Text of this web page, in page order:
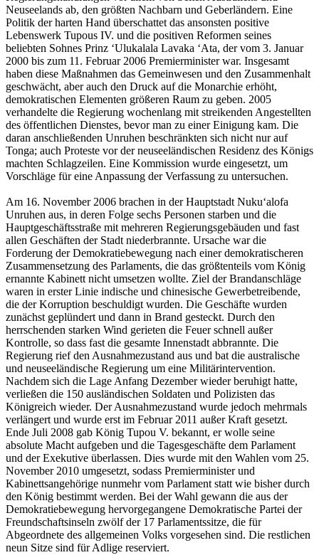
Neuseelands ab, den größten Nachbarn und Geberländern. Eine
Politik der harten Hand überschattet das ansonsten positive
Lebenswerk Tupous IV. und die positiven Reformen seines
beliebten Sohnes Prinz ʻUlukalala Lavaka ʻAta, der vom 3. Januar
2000 bis zum 11. Februar 2006 Premierminister war. Insgesamt
haben diese Maßnahmen das Gemeinwesen und den Zusammenhalt
geschwächt, aber auch den Druck auf die Monarchie erhöht,
demokratischen Elementen größeren Raum zu geben. 2005
verhandelte die Regierung wochenlang mit streikenden Angestellten
des öffentlichen Dienstes, bevor man zu einer Einigung kam. Die
daran anschließenden Unruhen beschränkten sich nicht nur auf
Tonga; auch Proteste vor der neuseeländischen Residenz des Königs
machten Schlagzeilen. Eine Kommission wurde eingesetzt, um
Vorschläge für eine Anpassung der Verfassung zu untersuchen.
Am 16. November 2006 brachen in der Hauptstadt Nukuʻalofa
Unruhen aus, in deren Folge sechs Personen starben und die
Hauptgeschäftsstraße mit mehreren Regierungsgebäuden und fast
allen Geschäften der Stadt niederbrannte. Ursache war die
Forderung der Demokratiebewegung nach einer demokratischeren
Zusammensetzung des Parlaments, die das größtenteils vom König
ernannte Kabinett nicht umsetzen wollte. Ziel der Brandanschläge
waren in erster Linie indische und chinesische Gewerbetreibende,
die der Korruption beschuldigt wurden. Die Geschäfte wurden
zunächst geplündert und dann in Brand gesteckt. Durch den
herrschenden starken Wind gerieten die Feuer schnell außer
Kontrolle, so dass fast die gesamte Innenstadt abbrannte. Die
Regierung rief den Ausnahmezustand aus und bat die australische
und neuseeländische Regierung um eine Militärintervention.
Nachdem sich die Lage Anfang Dezember wieder beruhigt hatte,
verließen die 150 ausländischen Soldaten und Polizisten das
Königreich wieder. Der Ausnahmezustand wurde jedoch mehrmals
verlängert und wurde erst im Februar 2011 außer Kraft gesetzt.
Ende Juli 2008 gab König Tupou V. bekannt, er wolle seine
absolute Macht aufgeben und die Tagesgeschäfte dem Parlament
und der Exekutive überlassen. Dies wurde mit den Wahlen vom 25.
November 2010 umgesetzt, sodass Premierminister und
Kabinettsangehörige nunmehr vom Parlament statt wie bisher durch
den König bestimmt werden. Bei der Wahl gewann die aus der
Demokratiebewegung hervorgegangene Demokratische Partei der
Freundschaftsinseln zwölf der 17 Parlamentssitze, die für
Abgeordnete des allgemeinen Volks vorgesehen sind. Die restlichen
neun Sitze sind für Adlige reserviert.